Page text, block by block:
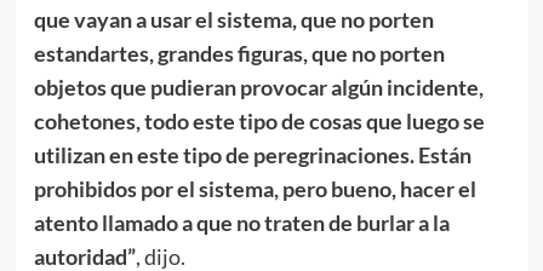
que vayan a usar el sistema, que no porten
estandartes, grandes figuras, que no porten
objetos que pudieran provocar algún incidente,
cohetones, todo este tipo de cosas que luego se
utilizan en este tipo de peregrinaciones. Están
prohibidos por el sistema, pero bueno, hacer el
atento llamado a que no traten de burlar a la
autoridad”, dijo.